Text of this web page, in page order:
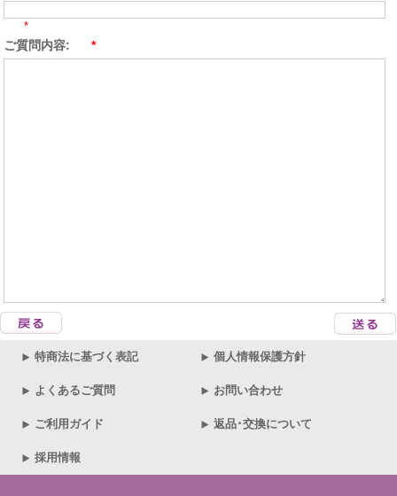
*
ご質問内容: *
特商法に基づく表記 個人情報保護方針
よくあるご質問 お問い合わせ
ご利用ガイド 返品･交換について
採用情報